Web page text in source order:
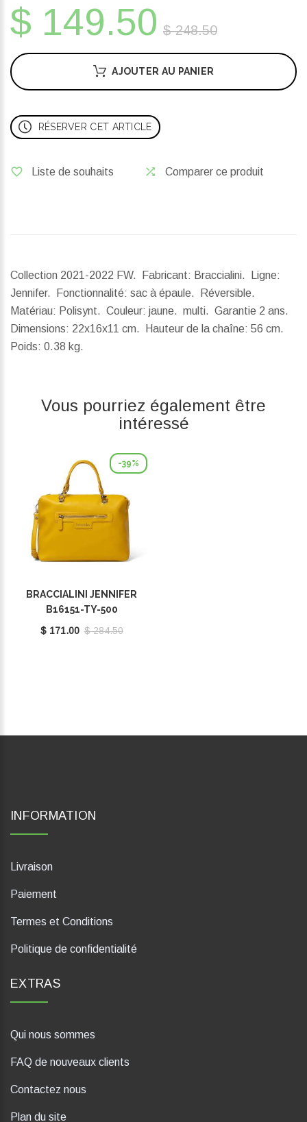
$ 149.50 $ 248.50
AJOUTER AU PANIER
RÉSERVER CET ARTICLE
Liste de souhaits Comparer ce produit
Collection 2021-2022 FW. Fabricant: Braccialini. Ligne:
Jennifer. Fonctionnalité: sac à épaule. Réversible.
Matériau: Polisynt. Couleur: jaune. multi. Garantie 2 ans.
Dimensions: 22x16x11 cm. Hauteur de la chaîne: 56 cm.
Poids: 0.38 kg.
Vous pourriez également être
intéressé
-39%
BRACCIALINI JENNIFER
B16151-TY-500
$ 171.00 $ 284.50
INFORMATION
Livraison
Paiement
Termes et Conditions
Politique de confidentialité
EXTRAS
Qui nous sommes
FAQ de nouveaux clients
Contactez nous
Plan du site